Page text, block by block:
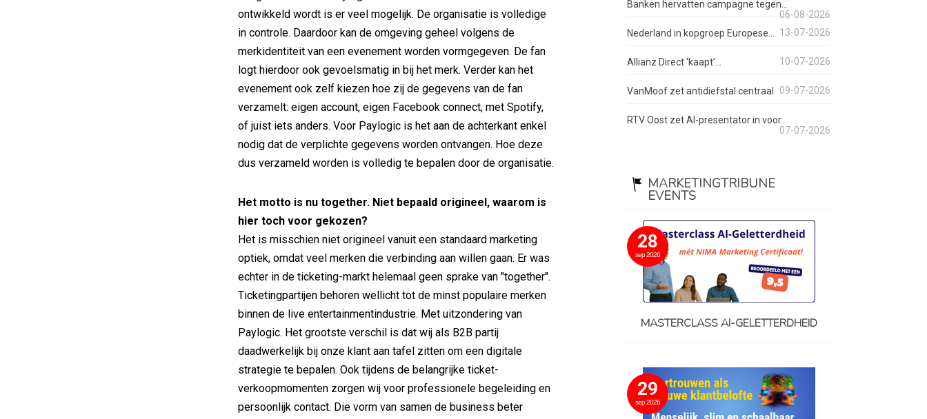
ontwikkeld wordt is er veel mogelijk. De organisatie is volledige
in controle. Daardoor kan de omgeving geheel volgens de
merkidentiteit van een evenement worden vormgegeven. De fan
logt hierdoor ook gevoelsmatig in bij het merk. Verder kan het
evenement ook zelf kiezen hoe zij de gegevens van de fan
verzamelt: eigen account, eigen Facebook connect, met Spotify,
of juist iets anders. Voor Paylogic is het aan de achterkant enkel
nodig dat de verplichte gegevens worden ontvangen. Hoe deze
dus verzameld worden is volledig te bepalen door de organisatie.
Het motto is nu together. Niet bepaald origineel, waarom is
hier toch voor gekozen?
Het is misschien niet origineel vanuit een standaard marketing
optiek, omdat veel merken die verbinding aan willen gaan. Er was
echter in de ticketing-markt helemaal geen sprake van "together".
Ticketingpartijen behoren wellicht tot de minst populaire merken
binnen de live entertainmentindustrie. Met uitzondering van
Paylogic. Het grootste verschil is dat wij als B2B partij
daadwerkelijk bij onze klant aan tafel zitten om een digitale
strategie te bepalen. Ook tijdens de belangrijke ticket-
verkoopmomenten zorgen wij voor professionele begeleiding en
persoonlijk contact. Die vorm van samen de business beter
Banken hervatten campagne tegen...
06-08-2026
Nederland in kopgroep Europese...
13-07-2026
Allianz Direct ‘kaapt’... 10-07-2026
VanMoof zet antidiefstal centraal 09-07-2026
RTV Oost zet AI-presentator in voor...
07-07-2026
MARKETINGTRIBUNE
EVENTS
28
sep 2026
MASTERCLASS AI-GELETTERDHEID
29
sep 2026